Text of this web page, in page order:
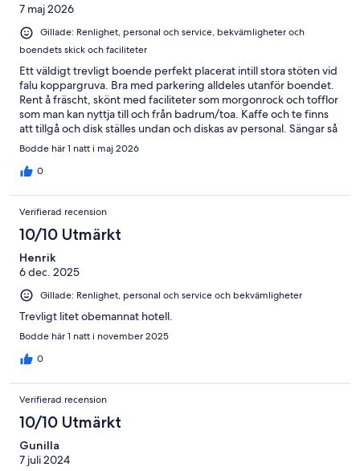
7 maj 2026
Gillade: Renlighet, personal och service, bekvämligheter och
boendets skick och faciliteter
Ett väldigt trevligt boende perfekt placerat intill stora stöten vid
falu koppargruva. Bra med parkering alldeles utanför boendet.
Rent å fräscht, skönt med faciliteter som morgonrock och tofflor
som man kan nyttja till och från badrum/toa. Kaffe och te finns
att tillgå och disk ställes undan och diskas av personal. Sängar så
sköna, smidigt och enkel frukostpåse ingår. 5 av 5 stjärnor för
denna typ av boende.
Bodde här 1 natt i maj 2026
0
Verifierad recension
10/10 Utmärkt
Henrik
6 dec. 2025
Gillade: Renlighet, personal och service och bekvämligheter
Trevligt litet obemannat hotell.
Bodde här 1 natt i november 2025
0
Verifierad recension
10/10 Utmärkt
Gunilla
7 juli 2024